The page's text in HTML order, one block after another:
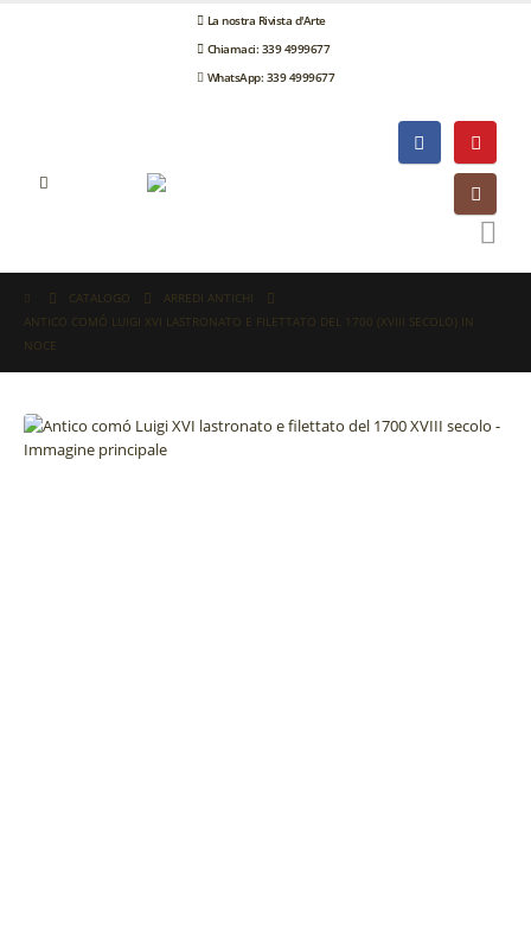
La nostra Rivista d'Arte
Chiamaci: 339 4999677
WhatsApp: 339 4999677
CATALOGO
ARREDI ANTICHI
ANTICO COMÓ LUIGI XVI LASTRONATO E FILETTATO DEL 1700 (XVIII SECOLO) IN
NOCE